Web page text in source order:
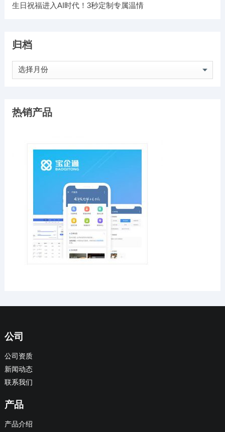
生日祝福进入AI时代！3秒定制专属温情
归档
归
档
热销产品
公司
公司资质
新闻动态
联系我们
产品
产品介绍